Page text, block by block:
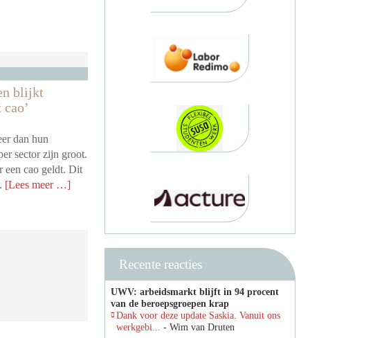
blijkt
dan hun
sector zijn groot.
een cao geldt. Dit
[Lees meer …]
Recente reacties
UWV: arbeidsmarkt blijft in 94 procent
van de beroepsgroepen krap
Dank voor deze update Saskia. Vanuit ons
werkgebi... - Wim van Druten